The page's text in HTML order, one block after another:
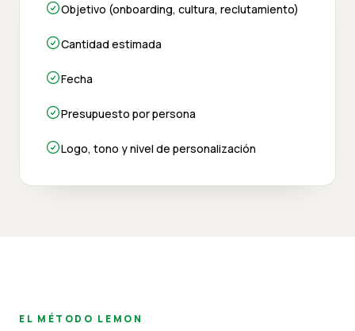
Objetivo (onboarding, cultura, reclutamiento)
Cantidad estimada
Fecha
Presupuesto por persona
Logo, tono y nivel de personalización
EL MÉTODO LEMON